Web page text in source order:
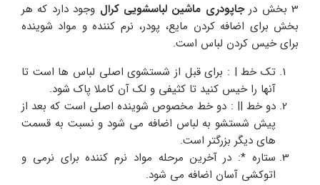
3 بخش در جاپودری ماشین لباسشویی کرال وجود دارد که هر
بخش برای اضافه کردن مایع، پودر، نرم کننده و مواد شوینده
برای خیس کردن لباس است.
تک خط | : برای قبل از شستشوی اصلی لباس ها است تا
آنها را خیس کنید تا کثیفی و لک آن کاملا پاک شود.
دو خط || : دو خط مخصوص شوینده اصلی است که بعد از
پیش شستشو به لباس اضافه می شود و نسبت به قسمت
های دیگر بزرگتر است.
ستاره *: در آخرین مرحله مواد نرم کننده برای نرمی و
اتوکشی آسان اضافه می شود.